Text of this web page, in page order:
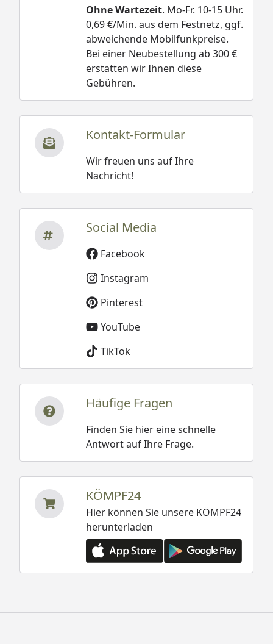
Ohne Wartezeit. Mo-Fr. 10-15 Uhr.
0,69 €/Min. aus dem Festnetz, ggf.
abweichende Mobilfunkpreise.
Bei einer Neubestellung ab 300 €
erstatten wir Ihnen diese
Gebühren.
Kontakt-Formular
Wir freuen uns auf Ihre
Nachricht!
Social Media
Facebook
Instagram
Pinterest
YouTube
TikTok
Häufige Fragen
Finden Sie hier eine schnelle
Antwort auf Ihre Frage.
KÖMPF24
Hier können Sie unsere KÖMPF24
herunterladen